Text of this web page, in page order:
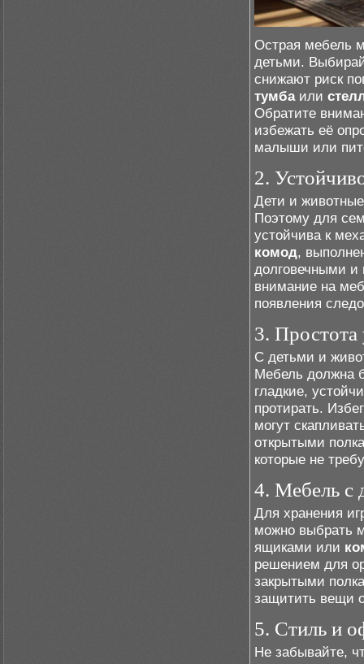
Острая мебель
детьми.
снижают риск
тумбаили
Обратите
избежать её
малыши или
2.
Дети и
Поэтому для
устойчива к
комод,
долговечными и
внимание на
появления
3. Простота
С детьми и
Мебель должна
гладкие,
протирать.
могут
открытыми
которые не
4. Мебель с
Для хранения
можно выбрать
ящиками или
решением для
закрытыми
защитить вещи
5. Стиль и
Не забывайте,